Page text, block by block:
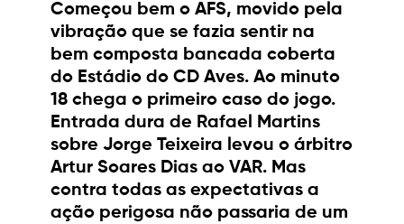
Começou bem o AFS, movido pela
vibração que se fazia sentir na
bem composta bancada coberta
do Estádio do CD Aves. Ao minuto
18 chega o primeiro caso do jogo.
Entrada dura de Rafael Martins
sobre Jorge Teixeira levou o árbitro
Artur Soares Dias ao VAR. Mas
contra todas as expectativas a
ação perigosa não passaria de um